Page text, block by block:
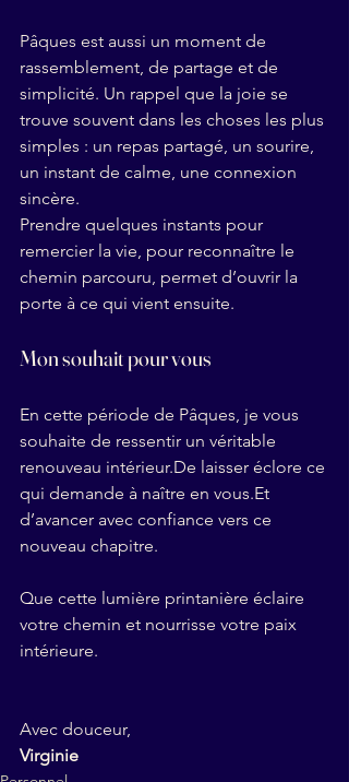
Pâques est aussi un moment de
rassemblement, de partage et de
simplicité. Un rappel que la joie se
trouve souvent dans les choses les plus
simples : un repas partagé, un sourire,
un instant de calme, une connexion
sincère.
Prendre quelques instants pour
remercier la vie, pour reconnaître le
chemin parcouru, permet d’ouvrir la
porte à ce qui vient ensuite.
Mon souhait pour vous
En cette période de Pâques, je vous
souhaite de ressentir un véritable
renouveau intérieur.De laisser éclore ce
qui demande à naître en vous.Et
d’avancer avec confiance vers ce
nouveau chapitre.
Que cette lumière printanière éclaire
votre chemin et nourrisse votre paix
intérieure.
Avec douceur,
Virginie